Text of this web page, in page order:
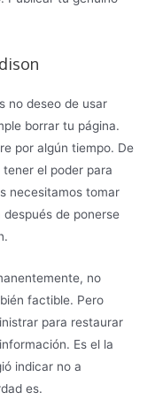
no deseo de usar
borrar tu página.
por algún tiempo. De
el poder para
necesitamos tomar
de ponerse
no
factible. Pero
para restaurar
Es el la
indicar no a
es.